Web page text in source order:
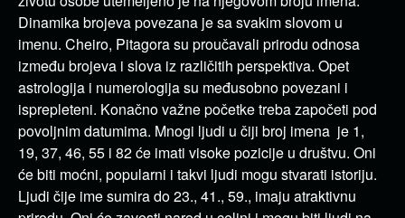
Dinamika brojeva povezana je sa svakim slovom u
imenu. Cheiro, Pitagora su proučavali prirodu odnosa
između brojeva i slova iz različitih perspektiva. Opet
astrologija i numerologija su međusobno povezani i
isprepleteni. Konačno važne početke treba započeti pod
povoljnim datumima. Mnogi ljudi u čiji broj imena je 1,
19, 37, 46, 55 i 82 će imati visoke pozicije u društvu. Oni
će biti moćni, popularni i takvi ljudi mogu stvarati istoriju.
Ljudi čije ime sumira do 23., 41., 59., imaju atraktivnu